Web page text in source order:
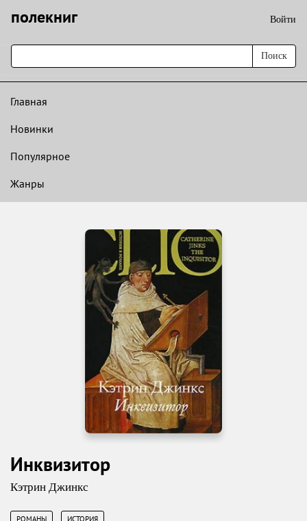
полекниг Войти
Поиск
Главная
Новинки
Популярное
Жанры
Инквизитор
Кэтрин Джинкс
РОМАНЫ ИСТОРИЯ